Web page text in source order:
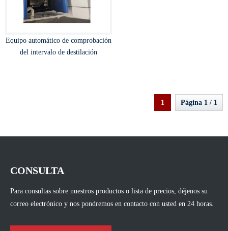
Equipo automático de comprobación
del intervalo de destilación
1 Página 1 / 1
CONSULTA
Para consultas sobre nuestros productos o lista de precios, déjenos su
correo electrónico y nos pondremos en contacto con usted en 24 horas.